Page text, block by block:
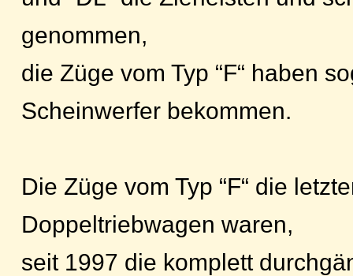
genommen,
die Züge vom Typ “F“ haben
Scheinwerfer bekommen.
Die Züge vom Typ “F“ die
Doppeltriebwagen waren,
seit 1997 die komplett